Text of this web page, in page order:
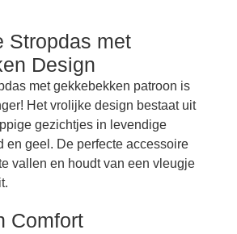
Stropdas met
Design
met gekkebekken patroon is
Het vrolijke design bestaat uit
gezichtjes in levendige
en geel. De perfecte accessoire
vallen en houdt van een vleugje
Comfort